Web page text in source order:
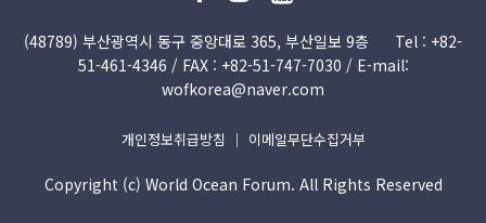
(48789) 부산광역시 동구 중앙대로 365, 부산일보 9층
Tel : +82-
51­-461-4346 / FAX : +82-51­-747-7030 / E-mail:
wofkorea@naver.com
개인정보취급방침 ｜ 이메일무단수집거부
Copyright (c) World Ocean Forum. All Rights Reserved